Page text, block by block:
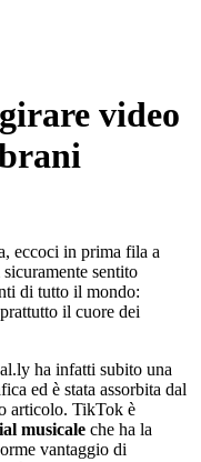
video
eccoci in prima fila a
sentito
di tutto il mondo:
il cuore dei
ha infatti subito una
ed è stata assorbita dal
articolo. TikTok è
musicale che ha la
vantaggio di